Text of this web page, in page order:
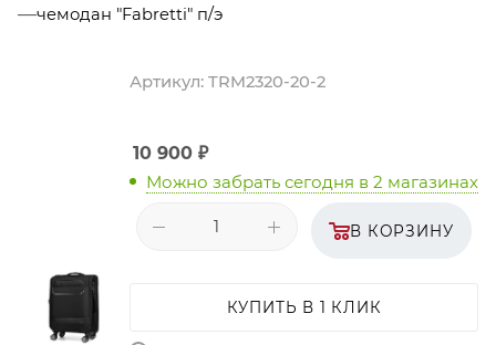
—чемодан "Fabretti" п/э
Артикул: TRM2320-20-2
10 900 ₽
Можно забрать сегодня в 2 магазинах
В КОРЗИНУ
КУПИТЬ В 1 КЛИК